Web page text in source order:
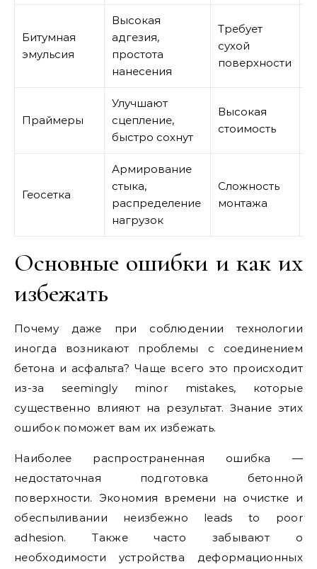
Битумная
эмульсия
Высокая
адгезия,
простота
нанесения
Требует
сухой
поверхности
Праймеры
Улучшают
сцепление,
быстро сохнут
Высокая
стоимость
Геосетка
Армирование
стыка,
распределение
нагрузок
Сложность
монтажа
Основные ошибки и как их
избежать
Почему даже при соблюдении технологии
иногда возникают проблемы с соединением
бетона и асфальта? Чаще всего это происходит
из-за seemingly minor mistakes, которые
существенно влияют на результат. Знание этих
ошибок поможет вам их избежать.
Наиболее распространенная ошибка —
недостаточная подготовка бетонной
поверхности. Экономия времени на очистке и
обеспыливании неизбежно leads to poor
adhesion. Также часто забывают о
необходимости устройства деформационных